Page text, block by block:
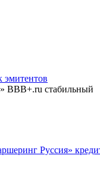
эмитентов
BBB+.ru стабильный
Руссия»